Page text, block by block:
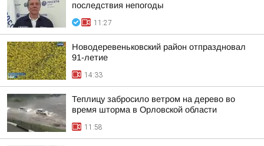
последствия непогоды
11:27
Новодеревеньковский район отпраздновал
91-летие
14:33
Теплицу забросило ветром на дерево во
время шторма в Орловской области
11:58